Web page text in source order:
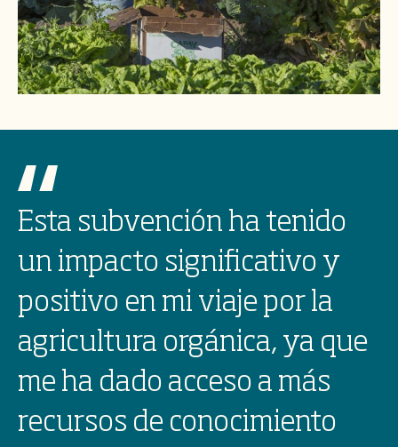
Esta subvención ha tenido
un impacto significativo y
positivo en mi viaje por la
agricultura orgánica, ya que
me ha dado acceso a más
recursos de conocimiento